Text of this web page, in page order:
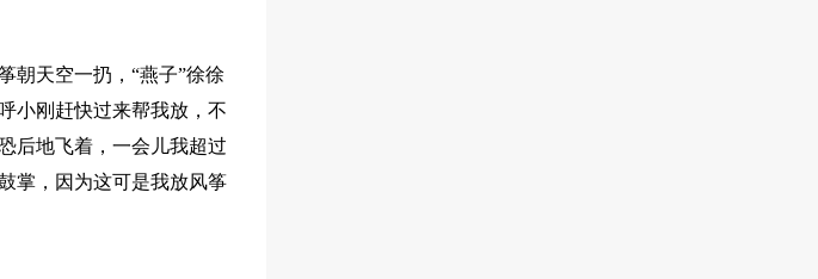
朝天空一扔，“燕子”徐徐
小刚赶快过来帮我放，不
后地飞着，一会儿我超过
掌，因为这可是我放风筝